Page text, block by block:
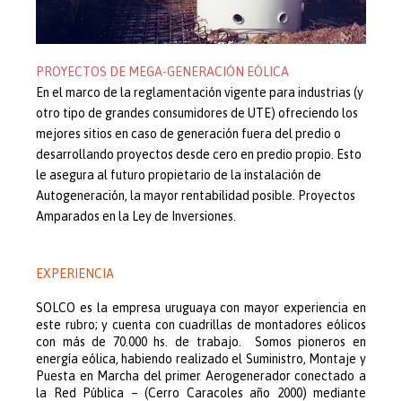
PROYECTOS DE MEGA-GENERACIÓN EÓLICA
En el marco de la reglamentación vigente para industrias (y
otro tipo de grandes consumidores de UTE) ofreciendo los
mejores sitios en caso de generación fuera del predio o
desarrollando proyectos desde cero en predio propio. Esto
le asegura al futuro propietario de la instalación de
Autogeneración, la mayor rentabilidad posible. Proyectos
Amparados en la Ley de Inversiones.
EXPERIENCIA
SOLCO es la empresa uruguaya con mayor experiencia en
este rubro; y cuenta con cuadrillas de montadores eólicos
con más de 70.000 hs. de trabajo. Somos pioneros en
energía eólica, habiendo realizado el Suministro, Montaje y
Puesta en Marcha del primer Aerogenerador conectado a
la Red Pública – (Cerro Caracoles año 2000) mediante